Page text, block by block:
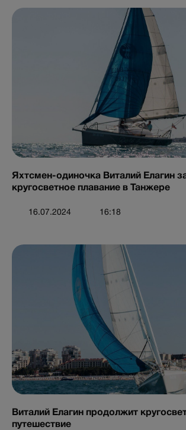
Яхтсмен-одиночка Виталий Елагин
кругосветное плавание в Танжере
16.07.2024 16:18
Виталий Елагин продолжит
путешествие